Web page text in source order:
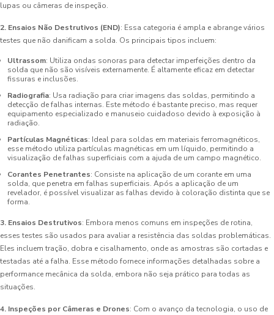
lupas ou câmeras de inspeção.
2. Ensaios Não Destrutivos (END): Essa categoria é ampla e abrange vários
testes que não danificam a solda. Os principais tipos incluem:
Ultrassom: Utiliza ondas sonoras para detectar imperfeições dentro da
solda que não são visíveis externamente. É altamente eficaz em detectar
fissuras e inclusões.
Radiografia: Usa radiação para criar imagens das soldas, permitindo a
detecção de falhas internas. Este método é bastante preciso, mas requer
equipamento especializado e manuseio cuidadoso devido à exposição à
radiação.
Partículas Magnéticas: Ideal para soldas em materiais ferromagnéticos,
esse método utiliza partículas magnéticas em um líquido, permitindo a
visualização de falhas superficiais com a ajuda de um campo magnético.
Corantes Penetrantes: Consiste na aplicação de um corante em uma
solda, que penetra em falhas superficiais. Após a aplicação de um
revelador, é possível visualizar as falhas devido à coloração distinta que se
forma.
3. Ensaios Destrutivos: Embora menos comuns em inspeções de rotina,
esses testes são usados para avaliar a resistência das soldas problemáticas.
Eles incluem tração, dobra e cisalhamento, onde as amostras são cortadas e
testadas até a falha. Esse método fornece informações detalhadas sobre a
performance mecânica da solda, embora não seja prático para todas as
situações.
4. Inspeções por Câmeras e Drones: Com o avanço da tecnologia, o uso de